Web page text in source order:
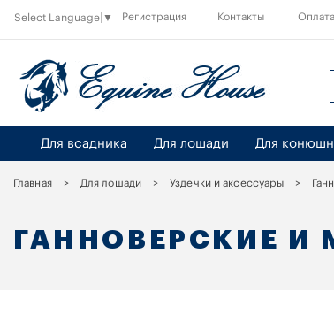
Select Language ▼ Регистрация Контакты
Для всадника Для лошади Для
Главная Для лошади Уздечки и аксессуары
ГАННОВЕРСКИЕ И